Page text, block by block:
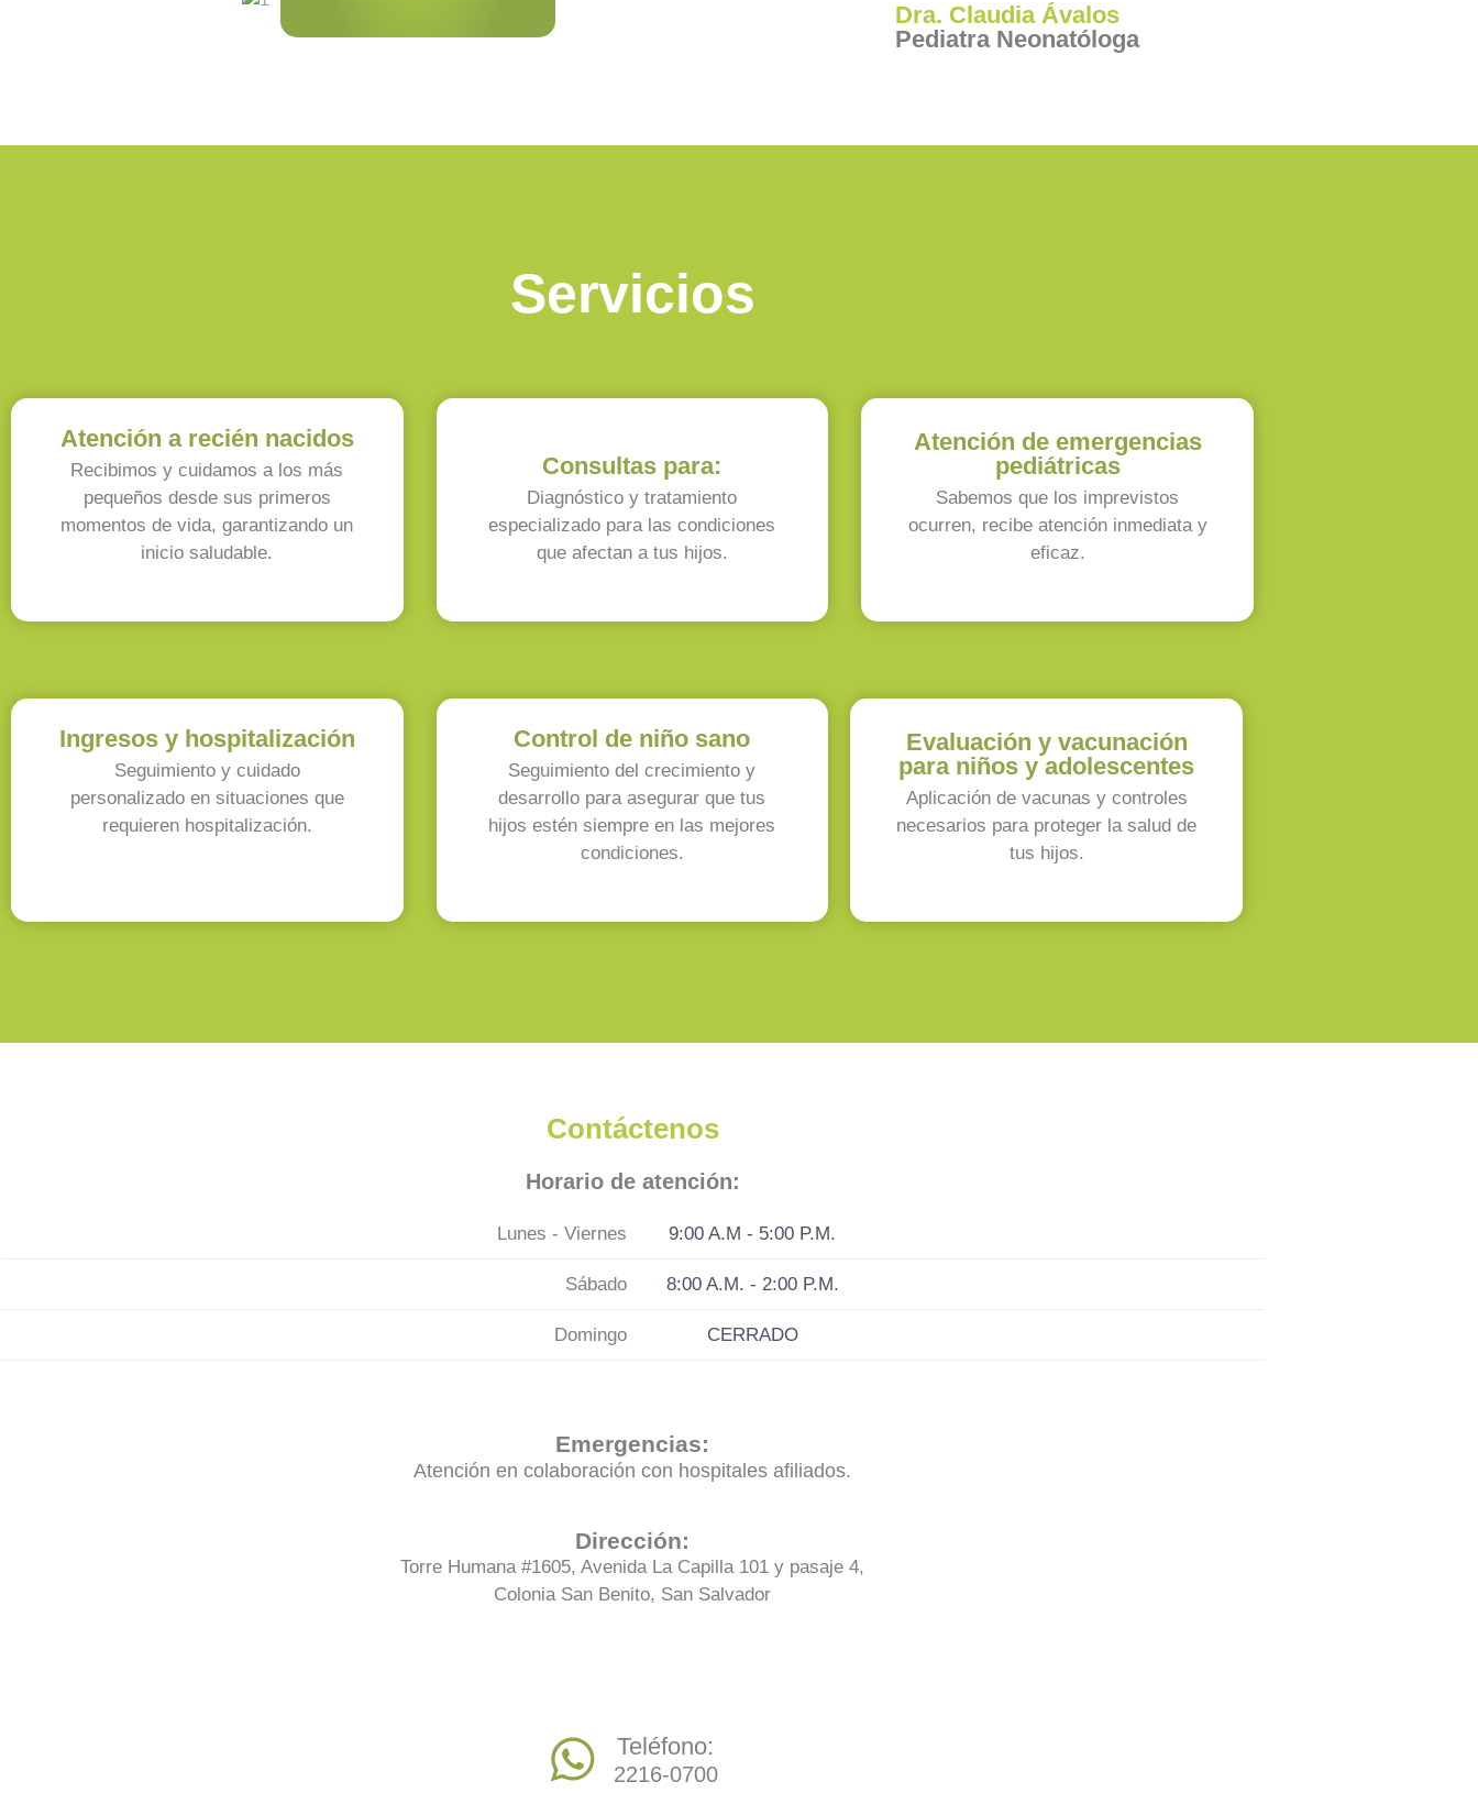
Dra. Claudia Ávalos
Pediatra Neonatóloga
Servicios
Atención a recién nacidos
Recibimos y cuidamos a los más
pequeños desde sus primeros
momentos de vida, garantizando un
inicio saludable.
Consultas para:
Diagnóstico y tratamiento
especializado para las condiciones
que afectan a tus hijos.
Atención de emergencias
pediátricas
Sabemos que los imprevistos
ocurren, recibe atención inmediata y
eficaz.
Ingresos y hospitalización
Seguimiento y cuidado
personalizado en situaciones que
requieren hospitalización.
Control de niño sano
Seguimiento del crecimiento y
desarrollo para asegurar que tus
hijos estén siempre en las mejores
condiciones.
Evaluación y vacunación
para niños y adolescentes
Aplicación de vacunas y controles
necesarios para proteger la salud de
tus hijos.
Contáctenos
Horario de atención:
Lunes - Viernes 9:00 A.M - 5:00 P.M.
Sábado 8:00 A.M. - 2:00 P.M.
Domingo CERRADO
Emergencias:
Atención en colaboración con hospitales afiliados.
Dirección:
Torre Humana #1605, Avenida La Capilla 101 y pasaje 4,
Colonia San Benito, San Salvador
Teléfono:
2216-0700